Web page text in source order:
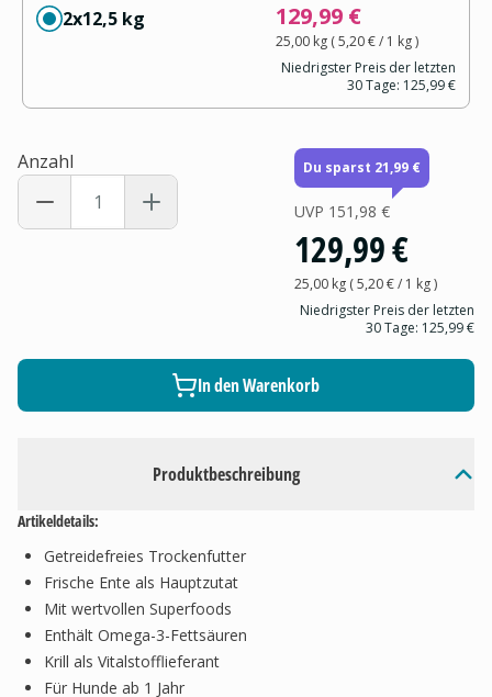
Produktbeschreibung
Artikeldetails:
Getreidefreies Trockenfutter
Frische Ente als Hauptzutat
Mit wertvollen Superfoods
Enthält Omega-3-Fettsäuren
Krill als Vitalstofflieferant
Für Hunde ab 1 Jahr
2x12,5 kg 129,99 €
25,00 kg(5,20 €/ 1 kg)
Niedrigster Preis der letzten
30 Tage: 125,99 €
Anzahl Du sparst 21,99 €
UVP 151,98 €
129,99 €
25,00 kg(5,20 €/ 1 kg)
Niedrigster Preis der letzten
30 Tage: 125,99 €
In den Warenkorb